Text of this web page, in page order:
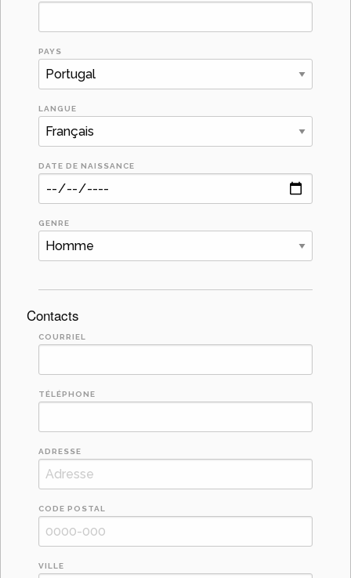
PAYS
LANGUE
DATE DE NAISSANCE
GENRE
Contacts
COURRIEL
TÉLÉPHONE
ADRESSE
CODE POSTAL
VILLE